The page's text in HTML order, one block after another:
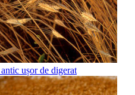
ușor de digerat